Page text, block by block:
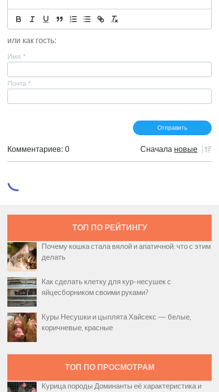
или как гость:
Имя *
Почта *
Комментариев: 0 Сначала новые
ТОП ПО РЕЙТИНГУ
Почему кошка стала вялой и апатичной: что с этим
делать
Как сделать клетку для кур-несушек с
яйцесборником своими руками?
Куры Несушки и цыплята Хайсекс — белые,
коричневые, красные
ТОП ПО ПРОСМОТРАМ
Курица породы Доминанты её характеристика и